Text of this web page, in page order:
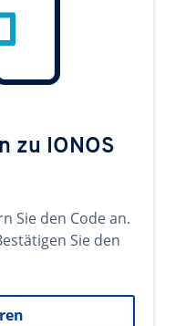
zu IONOS
Sie den Code an.
Sie den